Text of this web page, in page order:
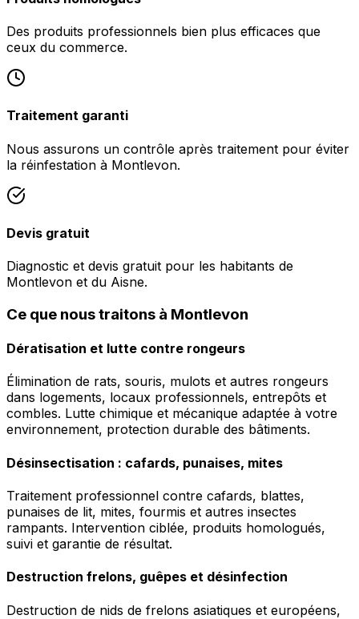
Des produits professionnels bien plus efficaces que
ceux du commerce.
Traitement garanti
Nous assurons un contrôle après traitement pour éviter
la réinfestation à Montlevon.
Devis gratuit
Diagnostic et devis gratuit pour les habitants de
Montlevon et du Aisne.
Ce que nous traitons à Montlevon
Dératisation et lutte contre rongeurs
Élimination de rats, souris, mulots et autres rongeurs
dans logements, locaux professionnels, entrepôts et
combles. Lutte chimique et mécanique adaptée à votre
environnement, protection durable des bâtiments.
Désinsectisation : cafards, punaises, mites
Traitement professionnel contre cafards, blattes,
punaises de lit, mites, fourmis et autres insectes
rampants. Intervention ciblée, produits homologués,
suivi et garantie de résultat.
Destruction frelons, guêpes et désinfection
Destruction de nids de frelons asiatiques et européens,